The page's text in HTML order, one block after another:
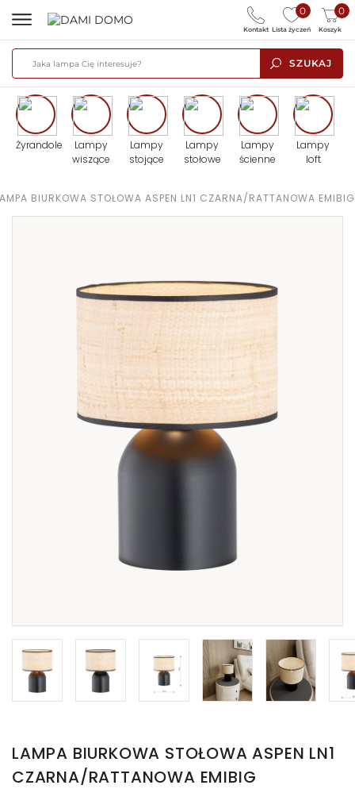
SZUKAJ
0
Lista życzeń
0
Koszyk
Kontakt
Żyrandole
Lampy
wiszące
Lampy
stojące
Lampy
stołowe
Lampy
ścienne
Lampy
loft
BIURKOWA STOŁOWA ASPEN LN1 CZARNA/RATTANOWA EMIBIG
LAMPA BIURKOWA STOŁOWA ASPEN LN1
CZARNA/RATTANOWA EMIBIG